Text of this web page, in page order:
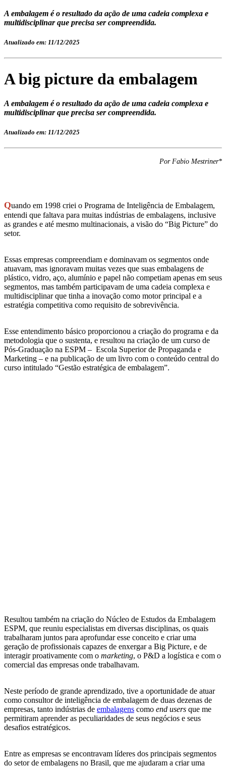
A embalagem é o resultado da ação de uma cadeia complexa e
multidisciplinar que precisa ser compreendida.
Atualizado em: 11/12/2025
A big picture da embalagem
A embalagem é o resultado da ação de uma cadeia complexa e
multidisciplinar que precisa ser compreendida.
Atualizado em: 11/12/2025
Por Fabio Mestriner*
Quando em 1998 criei o Programa de Inteligência de Embalagem,
entendi que faltava para muitas indústrias de embalagens, inclusive
as grandes e até mesmo multinacionais, a visão do “Big Picture” do
setor.
Essas empresas compreendiam e dominavam os segmentos onde
atuavam, mas ignoravam muitas vezes que suas embalagens de
plástico, vidro, aço, alumínio e papel não competiam apenas em seus
segmentos, mas também participavam de uma cadeia complexa e
multidisciplinar que tinha a inovação como motor principal e a
estratégia competitiva como requisito de sobrevivência.
Esse entendimento básico proporcionou a criação do programa e da
metodologia que o sustenta, e resultou na criação de um curso de
Pós-Graduação na ESPM – Escola Superior de Propaganda e
Marketing – e na publicação de um livro com o conteúdo central do
curso intitulado “Gestão estratégica de embalagem”.
Resultou também na criação do Núcleo de Estudos da Embalagem
ESPM, que reuniu especialistas em diversas disciplinas, os quais
trabalharam juntos para aprofundar esse conceito e criar uma
geração de profissionais capazes de enxergar a Big Picture, e de
interagir proativamente com o marketing, o P&D a logística e com o
comercial das empresas onde trabalhavam.
Neste período de grande aprendizado, tive a oportunidade de atuar
como consultor de inteligência de embalagem de duas dezenas de
empresas, tanto indústrias de embalagens como end users que me
permitiram aprender as peculiaridades de seus negócios e seus
desafios estratégicos.
Entre as empresas se encontravam líderes dos principais segmentos
do setor de embalagens no Brasil, que me ajudaram a criar uma